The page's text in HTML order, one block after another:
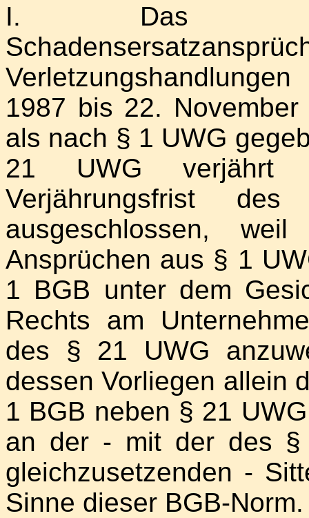
I. Das
1987 bis 22.
als nach § 1 UWG
21 UWG verjährt
Verjährungsfrist
ausgeschlossen,
Ansprüchen aus § 1
1 BGB unter dem
Rechts am
des § 21 UWG
dessen Vorliegen allein
1 BGB neben § 21
an der - mit der des §
gleichzusetzenden -
Sinne dieser BGB-Norm.